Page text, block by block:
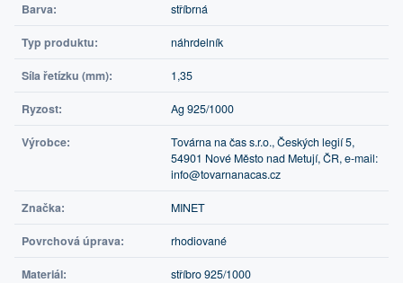
Barva: stříbrná
Typ produktu: náhrdelník
Síla řetízku (mm): 1,35
Ryzost: Ag 925/1000
Výrobce:
Továrna na čas s.r.o., Českých legií 5,
54901 Nové Město nad Metují, ČR, e-mail:
info@tovarnanacas.cz
Značka: MINET
Povrchová úprava: rhodiované
Materiál: stříbro 925/1000